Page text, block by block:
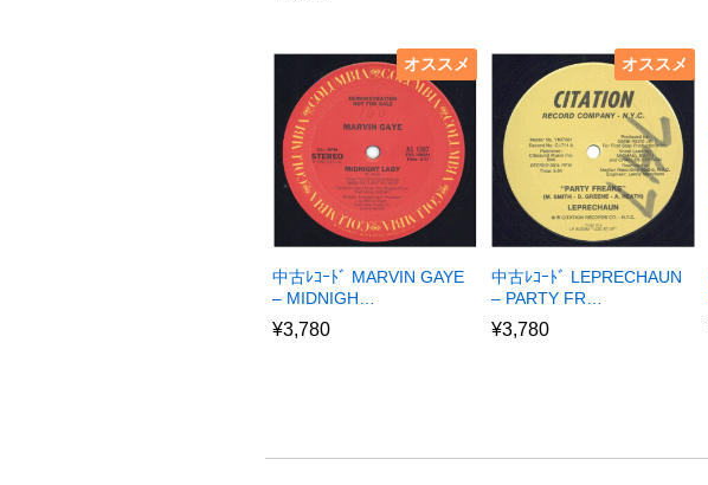
オススメ
中古ﾚｺｰﾄﾞ MARVIN GAYE
– MIDNIGH…
¥3,780
オススメ
中古ﾚｺｰﾄﾞ LEPRECHAUN
– PARTY FR…
¥3,780